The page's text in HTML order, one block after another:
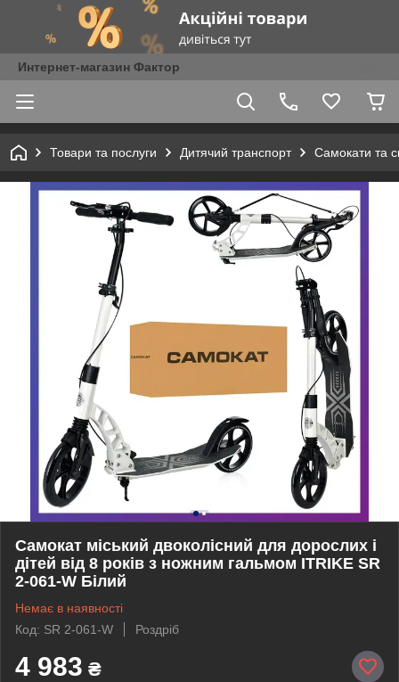
Интернет-магазин Фактор
Товари та послуги Дитячий транспорт Самокати та
Самокат міський двоколісний для дорослих і
дітей від 8 років з ножним гальмом ITRIKE SR
2-061-W Білий
Немає в наявності
Код: SR 2-061-W
Роздріб
4 983 ₴